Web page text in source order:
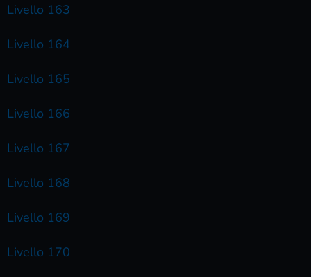
Livello 163
Livello 164
Livello 165
Livello 166
Livello 167
Livello 168
Livello 169
Livello 170